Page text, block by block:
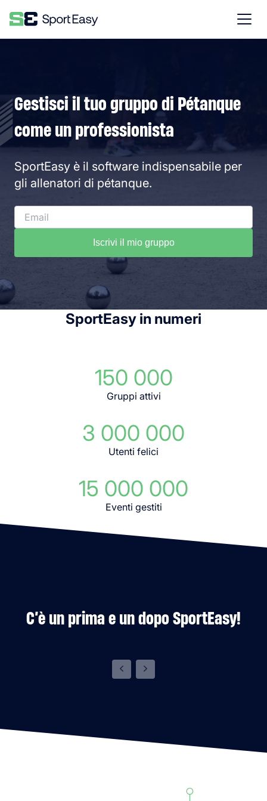
Gestisci il tuo gruppo di Pétanque
come un professionista
SportEasy è il software indispensabile per
gli allenatori di pétanque.
Iscrivi il mio gruppo
SportEasy in numeri
150 000
Gruppi attivi
3 000 000
Utenti felici
15 000 000
Eventi gestiti
C’è un prima e un dopo SportEasy!